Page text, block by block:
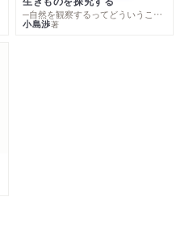
─自然を観察するってどういうこと？
小島渉著